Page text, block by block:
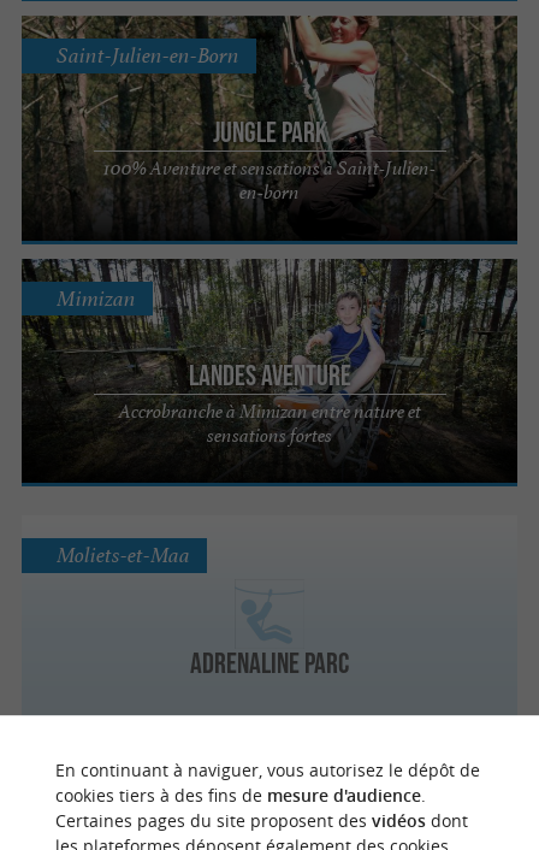
Jungle Park
100% Aventure et sensations à Saint-Julien-
en-born
Saint-Julien-en-Born
Landes Aventure
Accrobranche à Mimizan entre nature et
sensations fortes
Mimizan
Adrenaline parc
Moliets-et-Maa
Bias
En continuant à naviguer, vous autorisez le dépôt de
cookies tiers à des fins de mesure d'audience.
Certaines pages du site proposent des vidéosdont
les plateformes déposent également des cookies.